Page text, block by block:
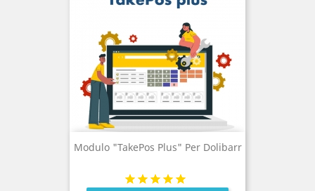
Modulo "TakePos Plus" Per Dolibarr